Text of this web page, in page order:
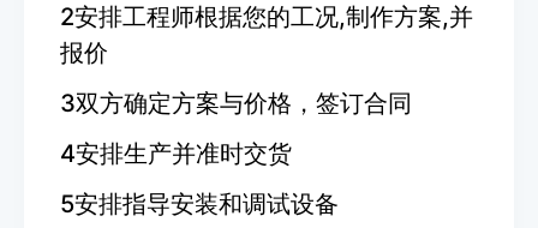
2安排工程师根据您的工况,制作方案,并
报价
3双方确定方案与价格，签订合同
4安排生产并准时交货
5安排指导安装和调试设备